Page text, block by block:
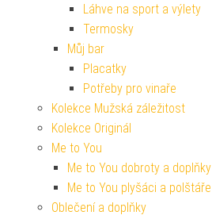
Láhve na sport a výlety
Termosky
Můj bar
Placatky
Potřeby pro vinaře
Kolekce Mužská záležitost
Kolekce Originál
Me to You
Me to You dobroty a doplňky
Me to You plyšáci a polštáře
Oblečení a doplňky